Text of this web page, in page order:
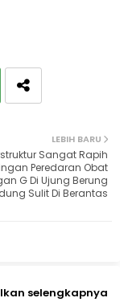
LEBIH BARU
Sangat Rapih
Peredaran Obat
G Di Ujung Berung
Sulit Di Berantas
selengkapnya